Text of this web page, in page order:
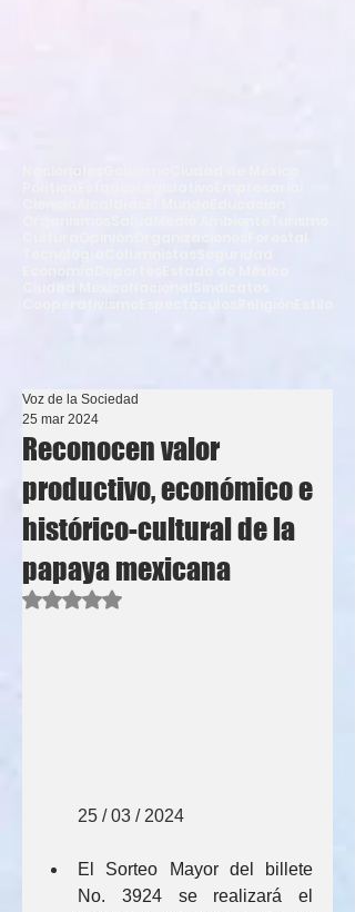
Reconocen valor
productivo, económico e
histórico-cultural de la
papaya mexicana
Voz de la Sociedad
25 mar 2024
Obtuvo NaN de 5 estrellas.
        25 / 03 / 2024
El Sorteo Mayor del billete
No. 3924 se realizará el